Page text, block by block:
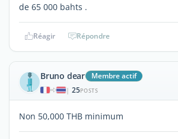
de 65 000 bahts .
Réagir Répondre
Bruno dear Membre actif
| 25POSTS
Non 50,000 THB minimum